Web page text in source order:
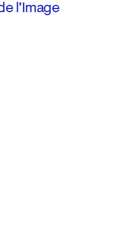
l’Image